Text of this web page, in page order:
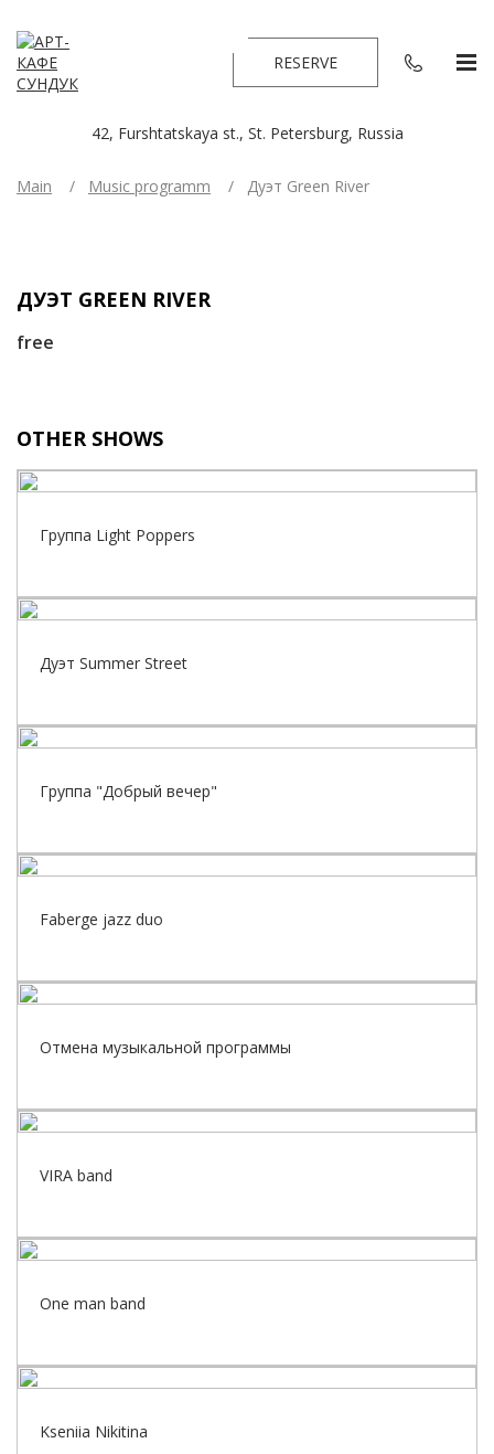
RESERVE
42, Furshtatskaya st., St. Petersburg, Russia
Main Music programm Дуэт Green River
ДУЭТ GREEN RIVER
free
OTHER SHOWS
Группа Light Poppers
Дуэт Summer Street
Группа "Добрый вечер"
Faberge jazz duo
Отмена музыкальной программы
VIRA band
One man band
Kseniia Nikitina